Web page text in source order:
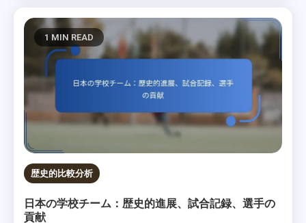
1 MIN READ
歴史的比較分析
日本の学校チーム：歴史的進展、試合記録、選手の
貢献